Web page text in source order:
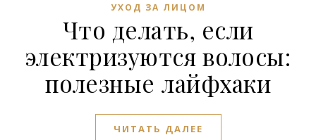
УХОД ЗА ЛИЦОМ
Что делать, если
электризуются волосы:
полезные лайфхаки
ЧИТАТЬ ДАЛЕЕ